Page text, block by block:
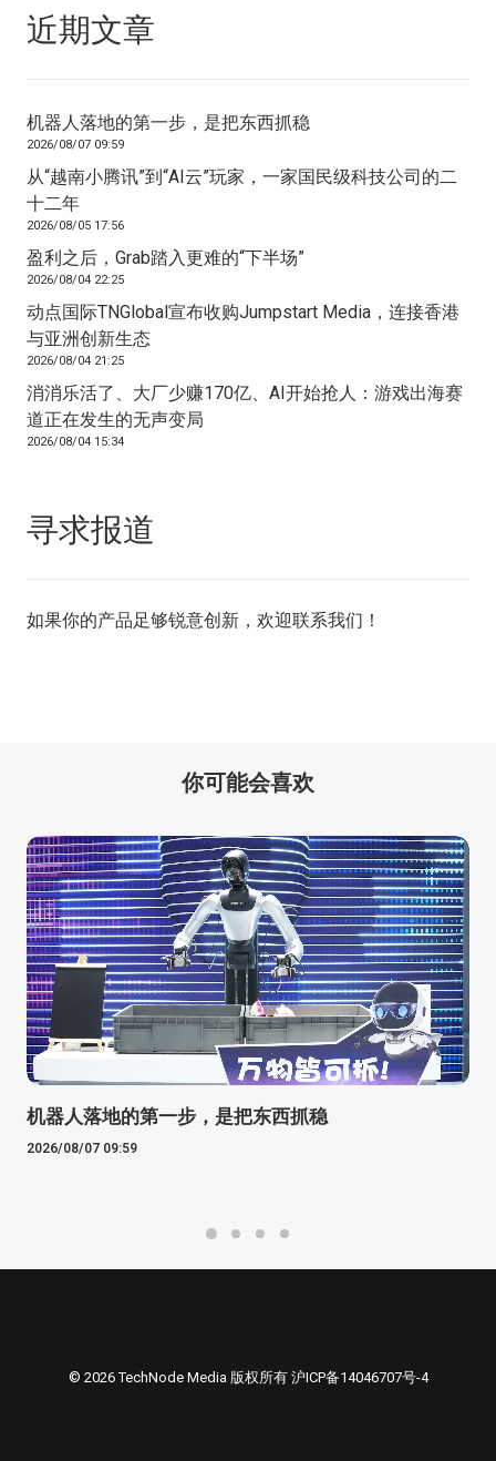
近期文章
机器人落地的第一步，是把东西抓稳
2026/08/07 09:59
从“越南小腾讯”到“AI云”玩家，一家国民级科技公司的二
十二年
2026/08/05 17:56
盈利之后，Grab踏入更难的“下半场”
2026/08/04 22:25
动点国际TNGlobal宣布收购Jumpstart Media，连接香港
与亚洲创新生态
2026/08/04 21:25
消消乐活了、大厂少赚170亿、AI开始抢人：游戏出海赛
道正在发生的无声变局
2026/08/04 15:34
寻求报道
如果你的产品足够锐意创新，欢迎联系我们 ！
你可能会喜欢
机器人落地的第一步，是把东西抓稳
2026/08/07 09:59
© 2026 TechNode Media 版权所有 沪ICP备14046707号-4